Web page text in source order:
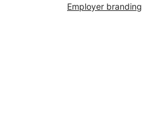
Employer branding